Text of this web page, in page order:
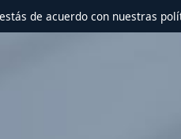
de acuerdo con nuestras